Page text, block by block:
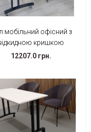
мобільний офісний з
кришкою
12207.0 грн.